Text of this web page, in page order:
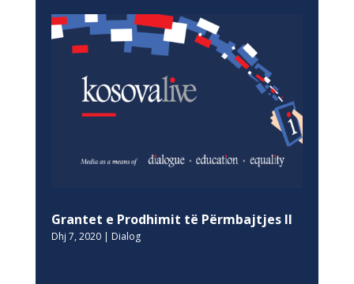
Grantet e Prodhimit të Përmbajtjes II
Dhj 7, 2020| Dialog